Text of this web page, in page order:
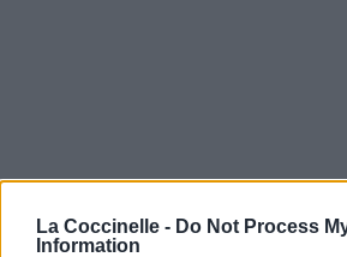
La Coccinelle - Do Not Process
Information